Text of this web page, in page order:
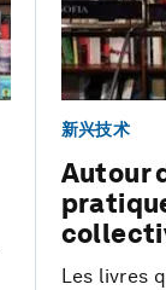
新兴技术
Autour
Les livres